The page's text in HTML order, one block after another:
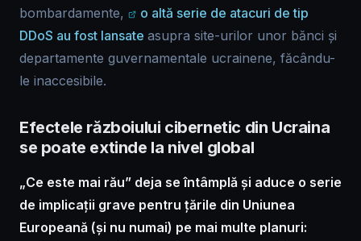
bombardamente,
o altă serie de atacuri de tip
DDoS au fost lansate asupra site-urilor unor bănci și
departamente guvernamentale ucrainene, făcându-
le inaccesibile.
Efectele războiului cibernetic din Ucraina
se poate extinde la nivel global
„Ce este mai rău” deja se întâmplă și aduce o serie
de implicații grave pentru țările din Uniunea
Europeană (și nu numai) pe mai multe planuri: